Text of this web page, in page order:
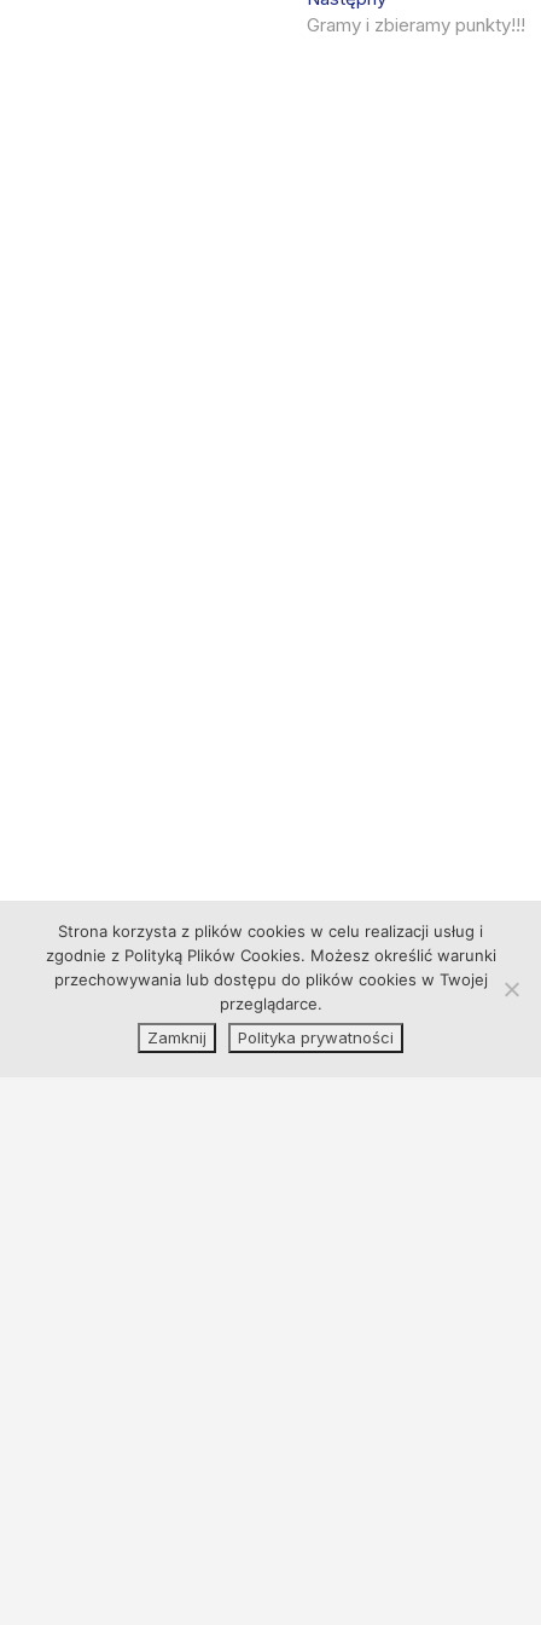
post:
Gramy i zbieramy punkty!!!
Strona korzysta z plików cookies w celu realizacji usług i
zgodnie z Polityką Plików Cookies. Możesz określić warunki
przechowywania lub dostępu do plików cookies w Twojej
przeglądarce.
Zamknij
Polityka prywatności